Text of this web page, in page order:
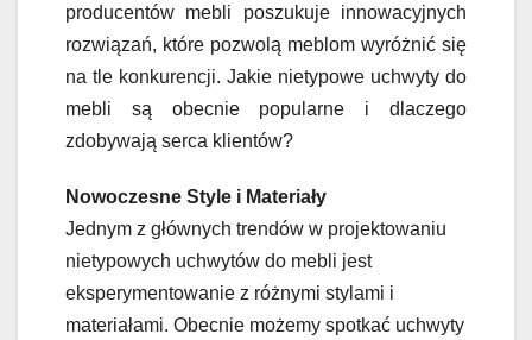
producentów mebli poszukuje innowacyjnych
rozwiązań, które pozwolą meblom wyróżnić się
na tle konkurencji. Jakie nietypowe uchwyty do
mebli są obecnie popularne i dlaczego
zdobywają serca klientów?
Nowoczesne Style i Materiały
Jednym z głównych trendów w projektowaniu
nietypowych uchwytów do mebli jest
eksperymentowanie z różnymi stylami i
materiałami. Obecnie możemy spotkać uchwyty